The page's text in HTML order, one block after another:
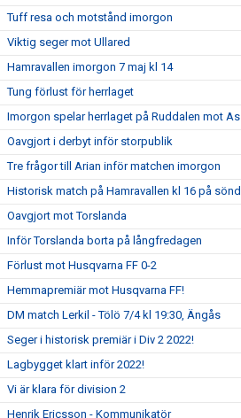
Tuff resa och motstånd imorgon
Viktig seger mot Ullared
Hamravallen imorgon 7 maj kl 14
Tung förlust för herrlaget
Imorgon spelar herrlaget på Ruddalen mot
Oavgjort i derbyt inför storpublik
Tre frågor till Arian inför matchen imorgon
Historisk match på Hamravallen kl 16 på
Oavgjort mot Torslanda
Inför Torslanda borta på långfredagen
Förlust mot Husqvarna FF 0-2
Hemmapremiär mot Husqvarna FF!
DM match Lerkil - Tölö 7/4 kl 19:30, Ängås
Seger i historisk premiär i Div 2 2022!
Lagbygget klart inför 2022!
Vi är klara för division 2
Henrik Ericsson - Kommunikatör